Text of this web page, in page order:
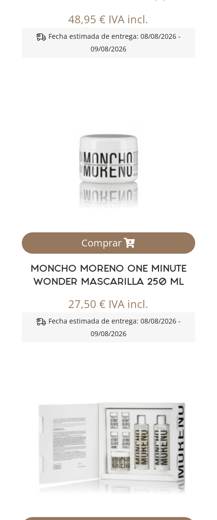
48,95€ IVA incl.
Fecha estimada de entrega: 08/08/2026 -
09/08/2026
Comprar
MONCHO MORENO ONE MINUTE
WONDER MASCARILLA 250 ML
27,50€ IVA incl.
Fecha estimada de entrega: 08/08/2026 -
09/08/2026